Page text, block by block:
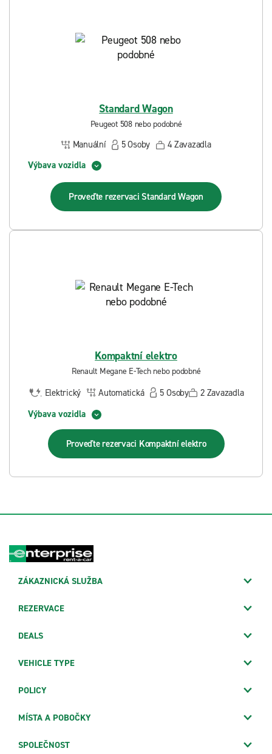
Standard Wagon
Peugeot 508 nebo podobné
Manuální 5Osoby 4 Zavazadla
Výbava vozidla
Proveďte rezervaciStandard Wagon
Kompaktní elektro
Renault Megane E-Tech nebo podobné
Elektrický Automatická 5 Osoby 2 Zavazadla
Výbava vozidla
Proveďte rezervaci Kompaktní elektro
ZÁKAZNICKÁ SLUŽBA
REZERVACE
DEALS
VEHICLE TYPE
POLICY
MÍSTA A POBOČKY
SPOLEČNOST